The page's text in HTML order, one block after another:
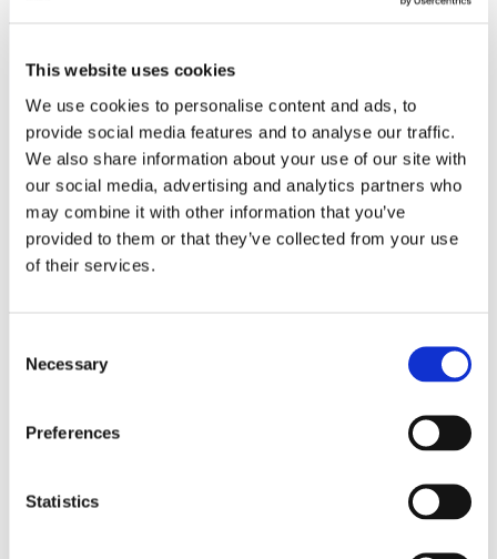
This website uses cookies
We use cookies to personalise content and ads, to
provide social media features and to analyse our traffic.
We also share information about your use of our site with
our social media, advertising and analytics partners who
may combine it with other information that you’ve
provided to them or that they’ve collected from your use
of their services.
Selection
Necessary
Preferences
Statistics